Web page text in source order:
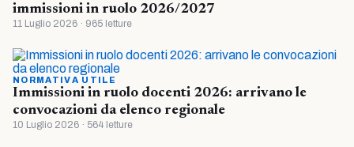
immissioni in ruolo 2026/2027
11 Luglio 2026 · 965 letture
NORMATIVA UTILE
Immissioni in ruolo docenti 2026: arrivano le
convocazioni da elenco regionale
10 Luglio 2026 · 564 letture